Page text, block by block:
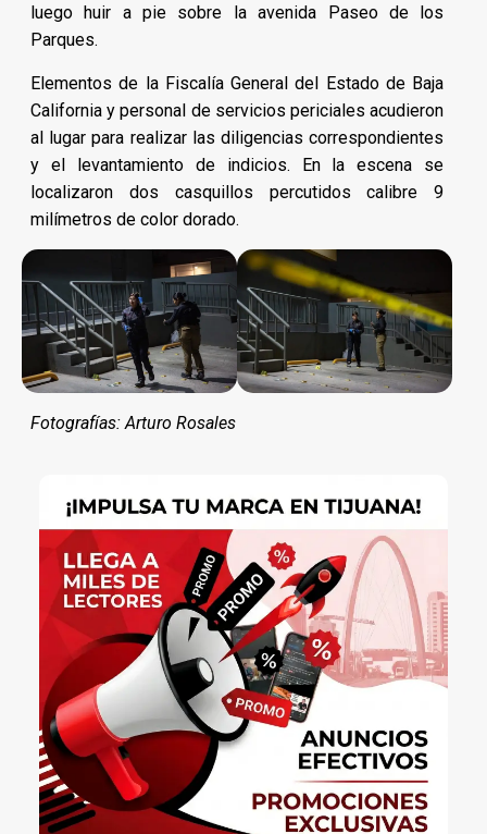
luego huir a pie sobre la avenida Paseo de los
Parques.
Elementos de la Fiscalía General del Estado de Baja
California y personal de servicios periciales acudieron
al lugar para realizar las diligencias correspondientes
y el levantamiento de indicios. En la escena se
localizaron dos casquillos percutidos calibre 9
milímetros de color dorado.
Fotografías: Arturo Rosales